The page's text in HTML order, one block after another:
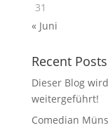
31
« Juni
Recent Posts
Dieser Blog
weitergeführt!
Comedian